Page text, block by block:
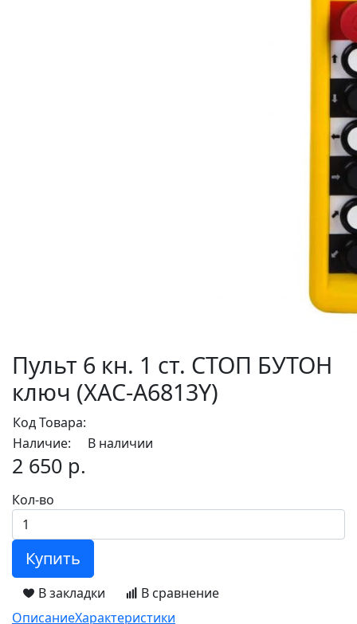
Пульт 6 кн. 1 ст. СТОП БУТОН
ключ (XАC-A6813Y)
Код Товара:
Наличие:
В наличии
2 650 р.
Кол-во
Купить
В закладки
В сравнение
ОписаниеХарактеристики